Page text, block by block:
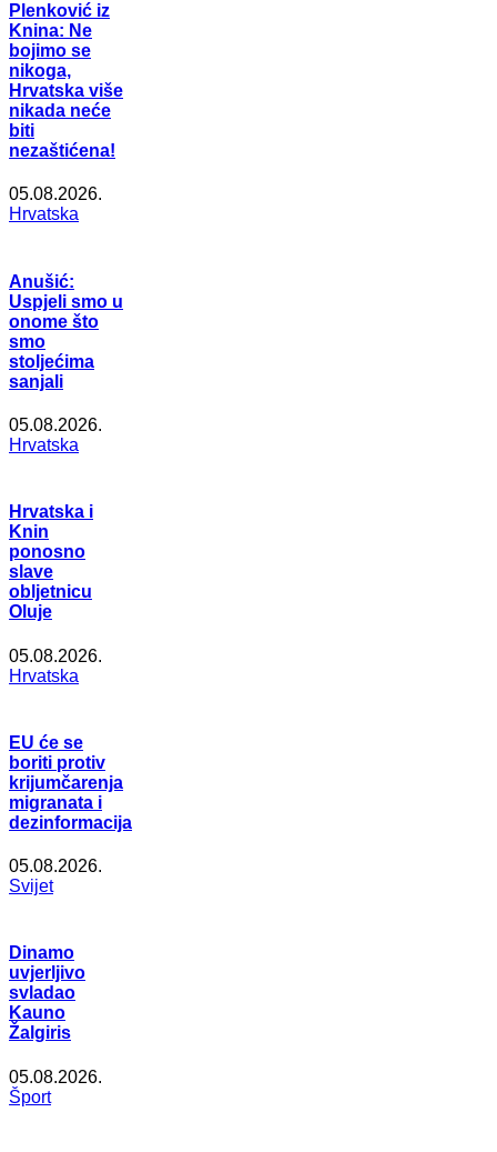
Plenković iz
Knina: Ne
bojimo se
nikoga,
Hrvatska više
nikada neće
biti
nezaštićena!
05.08.2026.
Hrvatska
Anušić:
Uspjeli smo u
onome što
smo
stoljećima
sanjali
05.08.2026.
Hrvatska
Hrvatska i
Knin
ponosno
slave
obljetnicu
Oluje
05.08.2026.
Hrvatska
EU će se
boriti protiv
krijumčarenja
migranata i
dezinformacija
05.08.2026.
Svijet
Dinamo
uvjerljivo
svladao
Kauno
Žalgiris
05.08.2026.
Šport